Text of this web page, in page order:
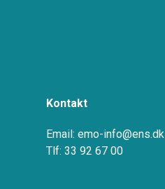
Kontakt
Email: emo-info@ens.dk
Tlf: 33 92 67 00